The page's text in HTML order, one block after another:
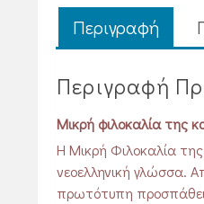
Περιγραφή
Περιγραφή
Μικρή φιλοκαλία της
Η Μικρή Φιλοκαλία
νεοελληνική γλώσσα.
πρωτότυπη